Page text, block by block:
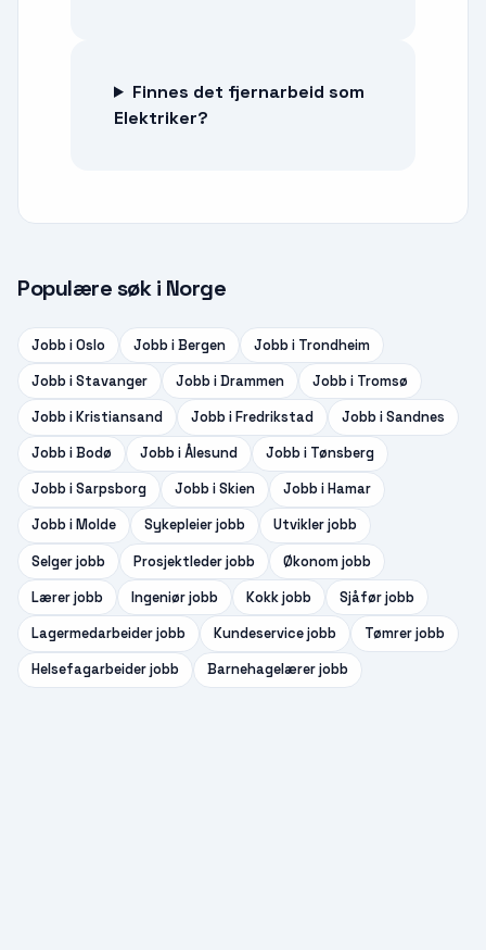
Finnes det fjernarbeid som
Elektriker?
Populære søk i Norge
Jobb iOslo Jobb iBergen Jobb i Trondheim
Jobb iStavanger Jobb iDrammen Jobb i Tromsø
Jobb iKristiansand Jobb iFredrikstad Jobb iSandnes
Jobb iBodø Jobb iÅlesund Jobb i Tønsberg
Jobb iSarpsborg Jobb iSkien Jobb iHamar
Jobb iMolde Sykepleierjobb Utviklerjobb
Selgerjobb Prosjektlederjobb Økonomjobb
Lærerjobb Ingeniørjobb Kokkjobb Sjåførjobb
Lagermedarbeiderjobb Kundeservicejobb Tømrerjobb
Helsefagarbeiderjobb Barnehagelærerjobb